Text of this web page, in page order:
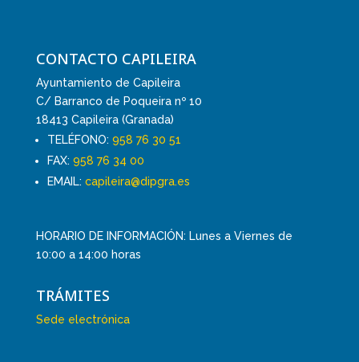
CONTACTO CAPILEIRA
Ayuntamiento de Capileira
C/ Barranco de Poqueira nº 10
18413 Capileira (Granada)
TELÉFONO: 958 76 30 51
FAX: 958 76 34 00
EMAIL: capileira@dipgra.es
HORARIO DE INFORMACIÓN: Lunes a Viernes de
10:00 a 14:00 horas
TRÁMITES
Sede electrónica